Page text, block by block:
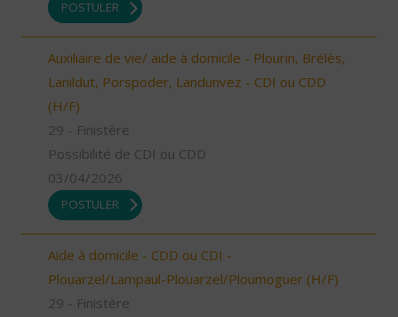
POSTULER
Auxiliaire de vie/ aide à domicile - Plourin, Brélès,
Lanildut, Porspoder, Landunvez - CDI ou CDD
(H/F)
29 - Finistère
Possibilité de CDI ou CDD
03/04/2026
POSTULER
Aide à domicile - CDD ou CDI -
Plouarzel/Lampaul-Plouarzel/Ploumoguer (H/F)
29 - Finistère